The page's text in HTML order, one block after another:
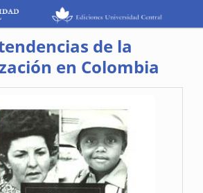
de la
en Colombia